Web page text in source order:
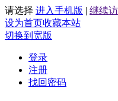
请选择 进入手机版 | 继续
设为首页收藏本站
切换到宽版
登录
注册
找回密码